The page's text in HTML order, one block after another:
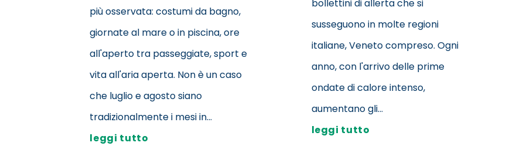
più osservata: costumi da bagno,
giornate al mare o in piscina, ore
all'aperto tra passeggiate, sport e
vita all'aria aperta. Non è un caso
che luglio e agosto siano
tradizionalmente i mesi in...
leggi tutto
bollettini di allerta che si
susseguono in molte regioni
italiane, Veneto compreso. Ogni
anno, con l'arrivo delle prime
ondate di calore intenso,
aumentano gli...
leggi tutto